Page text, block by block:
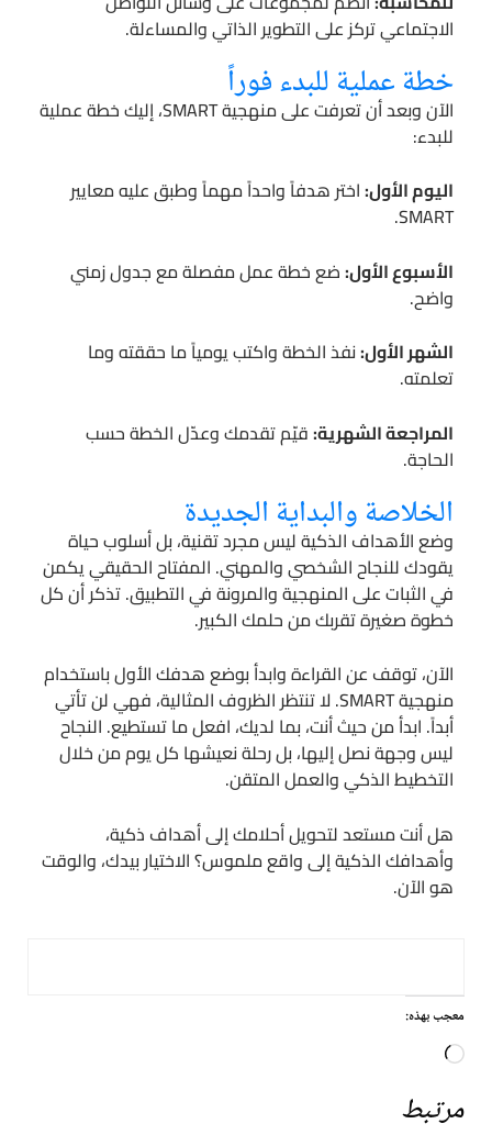
الاجتماعي تركز على التطوير الذاتي والمساءلة.
خطة عملية للبدء فوراً
الآن وبعد أن تعرفت على منهجية SMART، إليك خطة عملية
للبدء:
اليوم الأول:اختر هدفاً واحداً مهماً وطبق عليه معايير
SMART.
الأسبوع الأول:ضع خطة عمل مفصلة مع جدول زمني
واضح.
الشهر الأول:نفذ الخطة واكتب يومياً ما حققته وما
تعلمته.
المراجعة الشهرية:قيّم تقدمك وعدّل الخطة حسب
الحاجة.
الخلاصة والبداية الجديدة
وضع الأهداف الذكية ليس مجرد تقنية، بل أسلوب حياة
يقودك للنجاح الشخصي والمهني. المفتاح الحقيقي يكمن
في الثبات على المنهجية والمرونة في التطبيق. تذكر أن كل
خطوة صغيرة تقربك من حلمك الكبير.
الآن، توقف عن القراءة وابدأ بوضع هدفك الأول باستخدام
منهجية SMART. لا تنتظر الظروف المثالية، فهي لن تأتي
أبداً. ابدأ من حيث أنت، بما لديك، افعل ما تستطيع. النجاح
ليس وجهة نصل إليها، بل رحلة نعيشها كل يوم من خلال
التخطيط الذكي والعمل المتقن.
هل أنت مستعد لتحويل أحلامك إلى أهداف ذكية،
وأهدافك الذكية إلى واقع ملموس؟ الاختيار بيدك، والوقت
هو الآن.
معجب بهذه:
جاري
مرتبط